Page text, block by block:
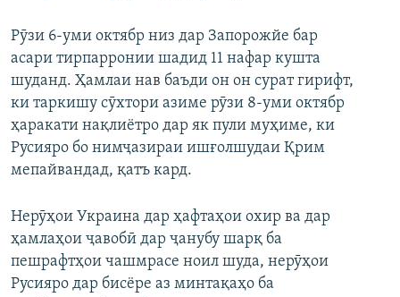
Рӯзи 6-уми октябр низ дар Запорожйе бар
асари тирпарронии шадид 11 нафар кушта
шуданд. Ҳамлаи нав баъди он он сурат гирифт,
ки таркишу сӯхтори азиме рӯзи 8-уми октябр
ҳаракати нақлиётро дар як пули муҳиме, ки
Русияро бо нимҷазираи ишғолшудаи Қрим
мепайвандад, қатъ кард.
Нерӯҳои Украина дар ҳафтаҳои охир ва дар
ҳамлаҳои ҷавобӣ дар ҷанубу шарқ ба
пешрафтҳои чашмрасе ноил шуда, нерӯҳои
Русияро дар бисёре аз минтақаҳо ба